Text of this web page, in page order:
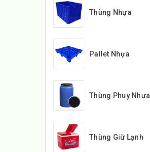
Thùng Nhựa
Pallet Nhựa
Thùng Phuy Nhựa
Thùng Giữ Lạnh